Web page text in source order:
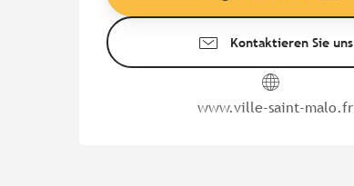
Kontaktieren Sie uns
www.ville-saint-malo.fr